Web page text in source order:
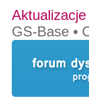
GS-Base •